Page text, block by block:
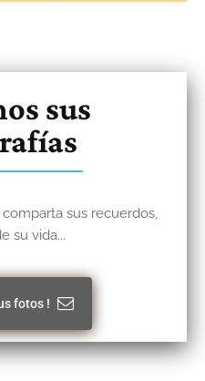
sus
sus recuerdos,
su vida...
fotos !